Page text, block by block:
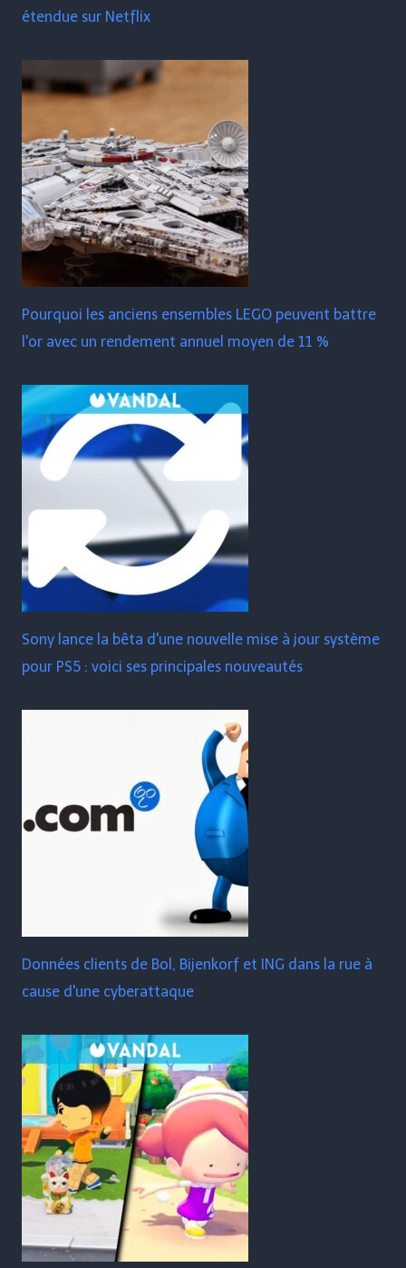
étendue sur Netflix
Pourquoi les anciens ensembles LEGO peuvent battre
l'or avec un rendement annuel moyen de 11 %
Sony lance la bêta d'une nouvelle mise à jour système
pour PS5 : voici ses principales nouveautés
Données clients de Bol, Bijenkorf et ING dans la rue à
cause d'une cyberattaque